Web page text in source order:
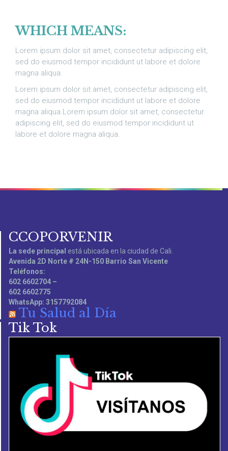
WHICH MEANS:
Lorem ipsum dolor sit amet, consectetur adipiscing elit,
sed do eiusmod tempor incididunt ut labore et dolore
magna aliqua.
Lorem ipsum dolor sit amet, consectetur adipiscing elit,
sed do eiusmod tempor incididunt ut labore et dolore
magna aliqua.Lorem ipsum dolor sit amet, consectetur
adipiscing elit, sed do eiusmod tempor incididunt ut
labore et dolore magna aliqua.
CCOPORVENIR
La sede principal está ubicada en la ciudad de Cali.
Avenida 2D Norte # 24N-150 Barrio San Vicente
Teléfonos:
602 6602704 –
602 6602775
WhatsApp: 3157792084
Tu Salud al Día
Tik Tok